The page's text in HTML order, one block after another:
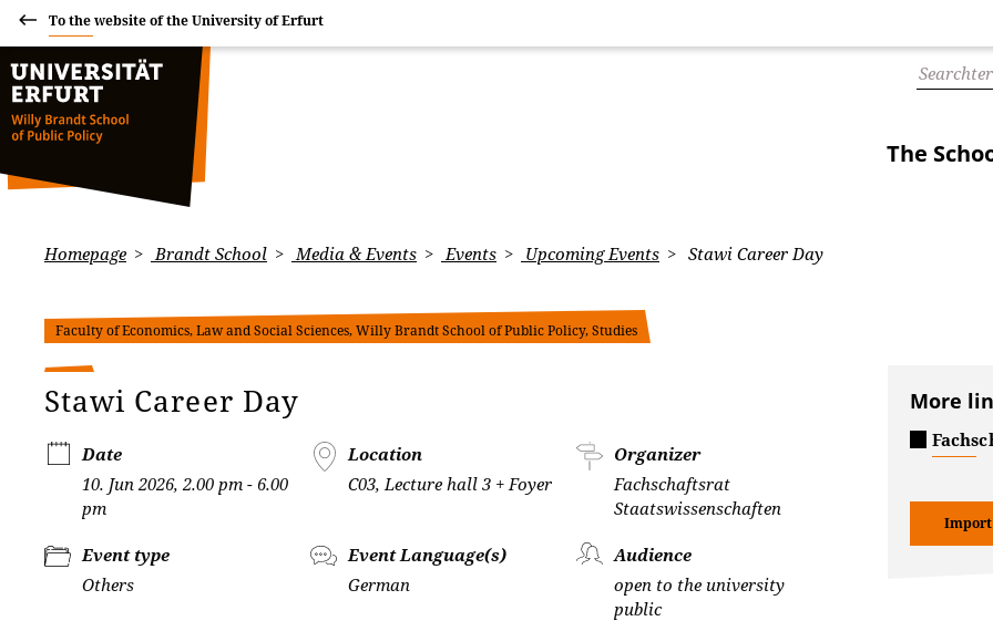
To the website of the University of Erfurt
The
Homepage Brandt School Media & Events Events Upcoming Events Stawi Career Day
Faculty of Economics, Law and Social Sciences, Willy Brandt School of Public Policy, Studies
Stawi Career Day
Date
10. Jun 2026, 2.00 pm - 6.00
pm
Location
C03, Lecture hall 3 + Foyer
Organizer
Fachschaftsrat
Staatswissenschaften
Event type
Others
Event Language(s)
German
Audience
open to the university
public
More
Import